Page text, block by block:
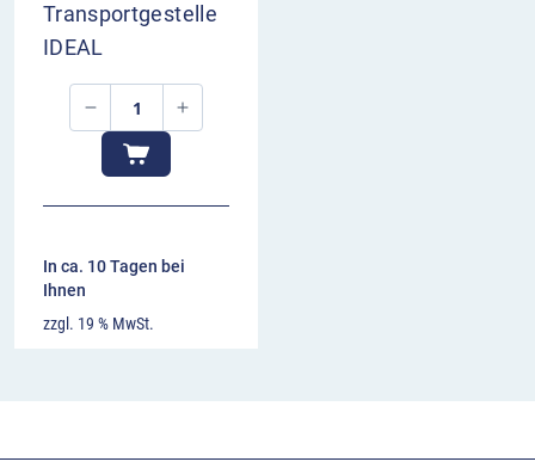
Transportgestelle
IDEAL
In ca. 10 Tagen bei
Ihnen
zzgl. 19 % MwSt.